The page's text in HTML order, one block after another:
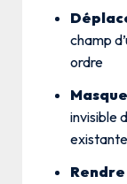
champ
ordre
invisible